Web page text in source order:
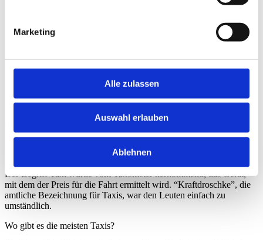
Marketing
Alle zulassen
Auswahl erlauben
Ablehnen
In unseren London Taxi befördern wir Sie samt Rollstuhl ohne
Rampe vorhanden.
Woher kommt der Begriff Taxi?
Der Begriff Taxi wurde vom Taxometer herkommend, das Gerät,
mit dem der Preis für die Fahrt ermittelt wird. “Kraftdroschke”, die
amtliche Bezeichnung für Taxis, war den Leuten einfach zu
umständlich.
Wie muss ein Taxi gekennzeichnet sein?
Der Begriff Taxi wurde vom Taxometer herkommend, das Gerät,
mit dem der Preis für die Fahrt ermittelt wird. “Kraftdroschke”, die
amtliche Bezeichnung für Taxis, war den Leuten einfach zu
umständlich.
Wo gibt es die meisten Taxis?